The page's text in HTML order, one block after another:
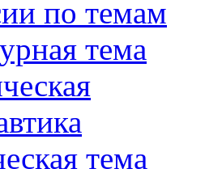
по темам
тема
тема